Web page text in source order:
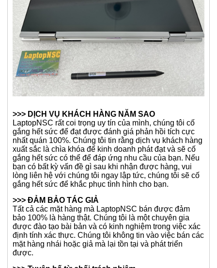
>>> DỊCH VỤ KHÁCH HÀNG NĂM SAO
LaptopNSC rất coi trọng uy tín của mình, chúng tôi cố
gắng hết sức để đạt được đánh giá phản hồi tích cực
nhất quán 100%. Chúng tôi tin rằng dịch vụ khách hàng
xuất sắc là chìa khóa để kinh doanh phát đạt và sẽ cố
gắng hết sức có thể để đáp ứng nhu cầu của bạn. Nếu
bạn có bất kỳ vấn đề gì sau khi nhận được hàng, vui
lòng liên hệ với chúng tôi ngay lập tức, chúng tôi sẽ cố
gắng hết sức để khắc phục tình hình cho bạn.
>>> ĐẢM BẢO TÁC GIẢ
Tất cả các mặt hàng mà LaptopNSC bán được đảm
bảo 100% là hàng thật. Chúng tôi là một chuyên gia
được đào tạo bài bản và có kinh nghiệm trong việc xác
định tính xác thực. Chúng tôi không tin vào việc bán các
mặt hàng nhái hoặc giả mà lại tồn tại và phát triển
được.